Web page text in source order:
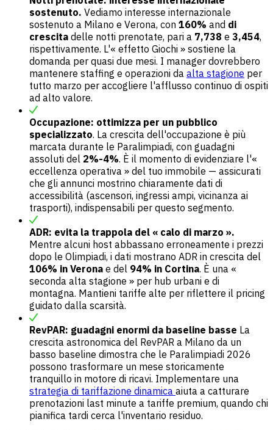
sostenuto. Vediamo interesse internazionale
sostenuto a Milano e Verona, con 160% and di
crescita delle notti prenotate, pari a 7,738 e 3,454,
rispettivamente. L'« effetto Giochi » sostiene la
domanda per quasi due mesi. I manager dovrebbero
mantenere staffing e operazioni da alta stagione per
tutto marzo per accogliere l'afflusso continuo di ospiti
ad alto valore.
Occupazione: ottimizza per un pubblico
specializzato. La crescita dell'occupazione è più
marcata durante le Paralimpiadi, con guadagni
assoluti del 2%-4%. È il momento di evidenziare l'«
eccellenza operativa » del tuo immobile — assicurati
che gli annunci mostrino chiaramente dati di
accessibilità (ascensori, ingressi ampi, vicinanza ai
trasporti), indispensabili per questo segmento.
ADR: evita la trappola del « calo di marzo ».
Mentre alcuni host abbassano erroneamente i prezzi
dopo le Olimpiadi, i dati mostrano ADR in crescita del
106% in Verona e del 94% in Cortina. È una «
seconda alta stagione » per hub urbani e di
montagna. Mantieni tariffe alte per riflettere il pricing
guidato dalla scarsità.
RevPAR: guadagni enormi da baseline basse La
crescita astronomica del RevPAR a Milano da un
basso baseline dimostra che le Paralimpiadi 2026
possono trasformare un mese storicamente
tranquillo in motore di ricavi. Implementare una
strategia di tariffazione dinamica aiuta a catturare
prenotazioni last minute a tariffe premium, quando chi
pianifica tardi cerca l'inventario residuo.